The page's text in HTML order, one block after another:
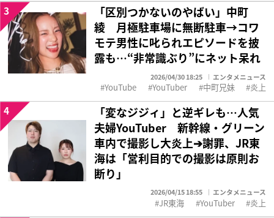
「区別つかないのやばい」中町
綾 月極駐車場に無断駐車→コワ
モテ男性に叱られエピソードを披
露も…“非常識ぶり”にネット呆れ
2026/04/30 18:25 エンタメニュース
3
YouTube YouTuber 中町兄妹 炎上
「変なジジィ」と逆ギレも…人気
夫婦YouTuber 新幹線・グリーン
車内で撮影し大炎上➔謝罪、JR東
海は「営利目的での撮影は原則お
断り」
2026/04/15 18:55 エンタメニュース
4
JR東海 YouTuber 炎上